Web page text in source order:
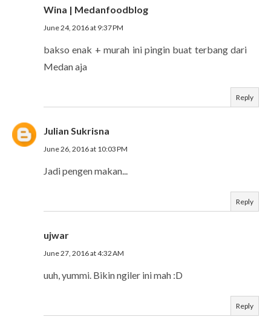
Wina | Medanfoodblog
June 24, 2016 at 9:37 PM
bakso enak + murah ini pingin buat terbang dari
Medan aja
Reply
Julian Sukrisna
June 26, 2016 at 10:03 PM
Jadi pengen makan...
Reply
ujwar
June 27, 2016 at 4:32 AM
uuh, yummi. Bikin ngiler ini mah :D
Reply